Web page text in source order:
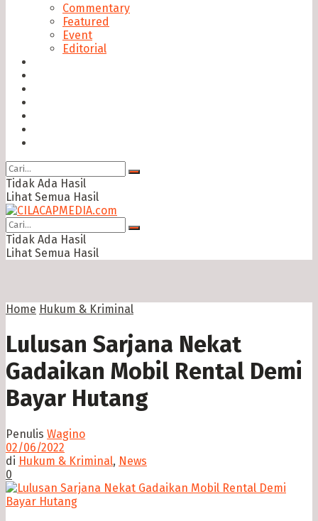
Commentary
Featured
Event
Editorial
Tidak Ada Hasil
Lihat Semua Hasil
Tidak Ada Hasil
Lihat Semua Hasil
Home Hukum & Kriminal
Lulusan Sarjana Nekat
Gadaikan Mobil Rental Demi
Bayar Hutang
Penulis Wagino
02/06/2022
di Hukum & Kriminal, News
0